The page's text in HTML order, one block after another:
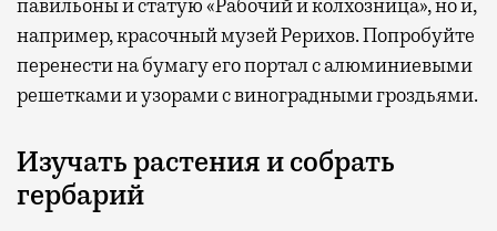
павильоны и статую «Рабочий и колхозница», но и,
например, красочный музей Рерихов. Попробуйте
перенести на бумагу его портал с алюминиевыми
решетками и узорами с виноградными гроздьями.
Изучать растения и собрать
гербарий